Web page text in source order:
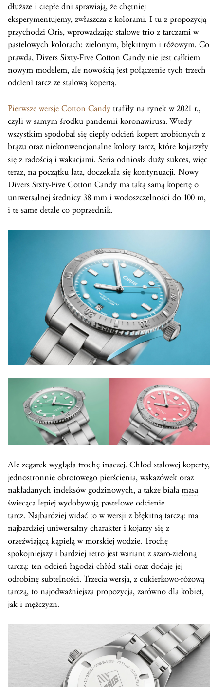
dłuższe i ciepłe dni sprawiają, że chętniej
eksperymentujemy, zwłaszcza z kolorami. I tu z propozycją
przychodzi Oris, wprowadzając stalowe trio z tarczami w
pastelowych kolorach: zielonym, błękitnym i różowym. Co
prawda, Divers Sixty-Five Cotton Candy nie jest całkiem
nowym modelem, ale nowością jest połączenie tych trzech
odcieni tarcz ze stalową kopertą.
Pierwsze wersje Cotton Candy trafiły na rynek w 2021 r.,
czyli w samym środku pandemii koronawirusa. Wtedy
wszystkim spodobał się ciepły odcień kopert zrobionych z
brązu oraz niekonwencjonalne kolory tarcz, które kojarzyły
się z radością i wakacjami. Seria odniosła duży sukces, więc
teraz, na początku lata, doczekała się kontynuacji. Nowy
Divers Sixty-Five Cotton Candy ma taką samą kopertę o
uniwersalnej średnicy 38 mm i wodoszczelności do 100 m,
i te same detale co poprzednik.
Ale zegarek wygląda trochę inaczej. Chłód stalowej koperty,
jednostronnie obrotowego pierścienia, wskazówek oraz
nakładanych indeksów godzinowych, a także biała masa
świecąca lepiej wydobywają pastelowe odcienie
tarcz. Najbardziej widać to w wersji z błękitną tarczą: ma
najbardziej uniwersalny charakter i kojarzy się z
orzeźwiającą kąpielą w morskiej wodzie. Trochę
spokojniejszy i bardziej retro jest wariant z szaro-zieloną
tarczą: ten odcień łagodzi chłód stali oraz dodaje jej
odrobinę subtelności. Trzecia wersja, z cukierkowo-różową
tarczą, to najodważniejsza propozycja, zarówno dla kobiet,
jak i mężczyzn.